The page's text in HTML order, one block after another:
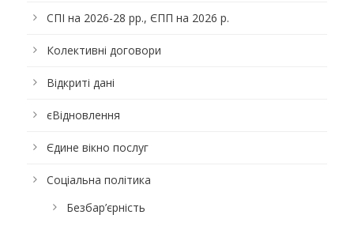
СПІ на 2026-28 рр., ЄПП на 2026 р.
Колективні договори
Відкриті дані
єВідновлення
Єдине вікно послуг
Соціальна політика
Безбар’єрність